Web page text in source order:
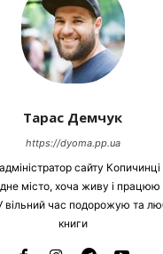
Тарас Демчук
https://dyoma.pp.ua
сайту Копичинці
місто, хоча живу і працюю
У вільний час подорожую та
книги